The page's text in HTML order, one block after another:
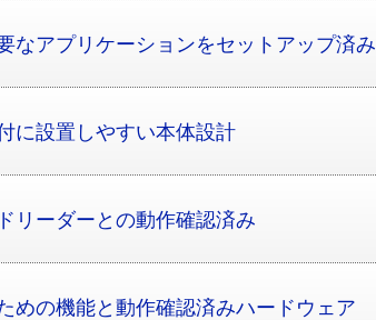
なアプリケーションをセットアップ済み
に設置しやすい本体設計
リーダーとの動作確認済み
めの機能と動作確認済みハードウェア